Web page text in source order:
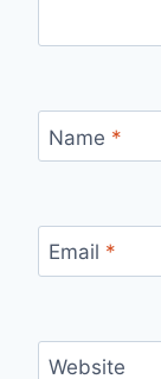
Name *
Email *
Website